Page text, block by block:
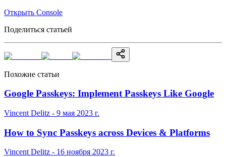
Открыть Console
Поделиться статьей
Похожие статьи
Google Passkeys: Implement Passkeys Like Google
Vincent Delitz - 9 мая 2023 г.
How to Sync Passkeys across Devices & Platforms
Vincent Delitz - 16 ноября 2023 г.